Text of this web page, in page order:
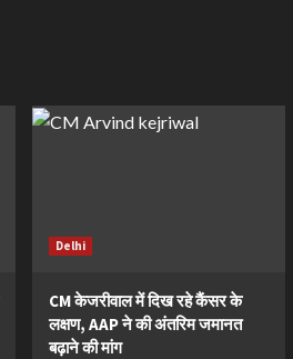
Delhi
CM केजरीवाल में दिख रहे कैंसर के
लक्षण, AAP ने की अंतरिम जमानत
बढ़ाने की मांग